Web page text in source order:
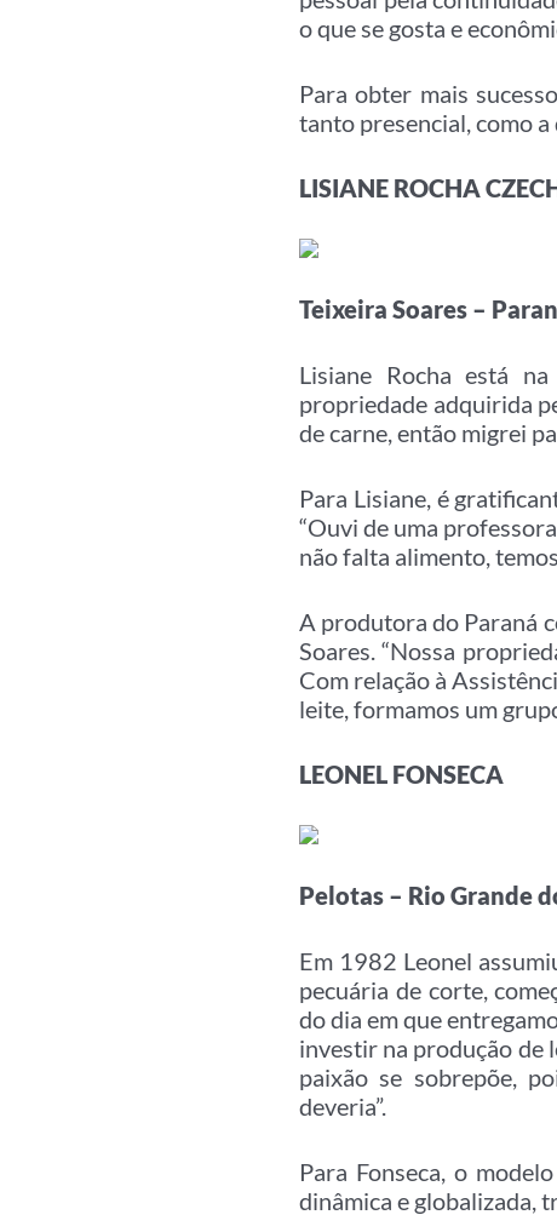
o que se gosta e
Para obter mais
tanto presencial, como a
LISIANE ROCHA
Teixeira Soares –
Lisiane Rocha está
propriedade adquirida
de carne, então migrei
Para Lisiane, é
“Ouvi de uma
não falta alimento, temos
A produtora do Paraná
Soares. “Nossa
Com relação à
leite, formamos um
LEONEL FONSECA
Pelotas – Rio Grande
Em 1982 Leonel
pecuária de corte,
do dia em que
investir na produção de
paixão se sobrepõe,
deveria”.
Para Fonseca, o
dinâmica e globalizada,